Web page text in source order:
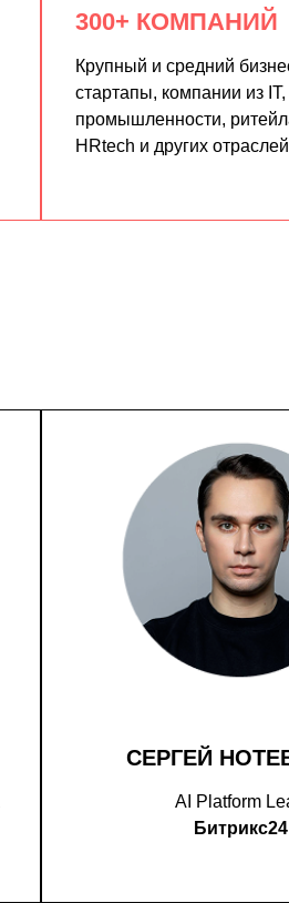
300+ КОМПАНИЙ
Крупный и средний
стартапы, компании из
промышленности,
HRtech и других отраслей
СЕРГЕЙ
AI Platform
Битрикс24